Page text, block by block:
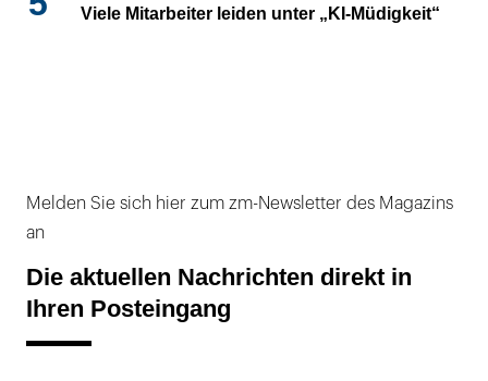
Viele Mitarbeiter leiden unter „KI-Müdigkeit“
Melden Sie sich hier zum zm-Newsletter des Magazins
an
Die aktuellen Nachrichten direkt in
Ihren Posteingang